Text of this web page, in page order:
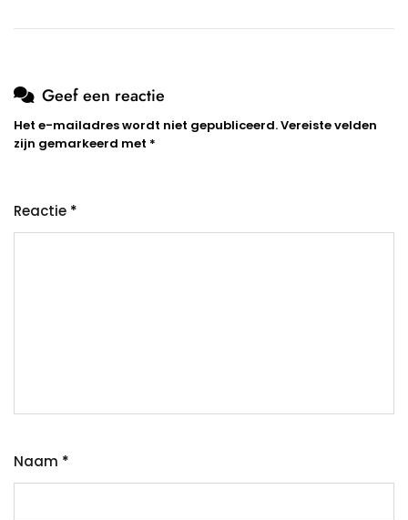
Geef een reactie
Het e-mailadres wordt niet gepubliceerd.Vereiste velden
zijn gemarkeerd met *
Reactie *
Naam *